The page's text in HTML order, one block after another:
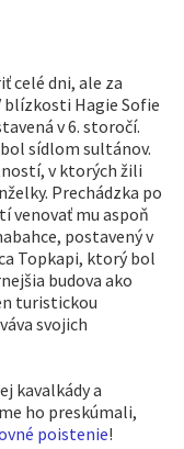
celé dni, ale za
blízkosti Hagie Sofie
v 6. storočí.
sídlom sultánov.
v ktorých žili
Prechádzka po
venovať mu aspoň
postavený v
Topkapi, ktorý bol
budova ako
turistickou
svojich
kavalkády a
ho preskúmali,
poistenie!